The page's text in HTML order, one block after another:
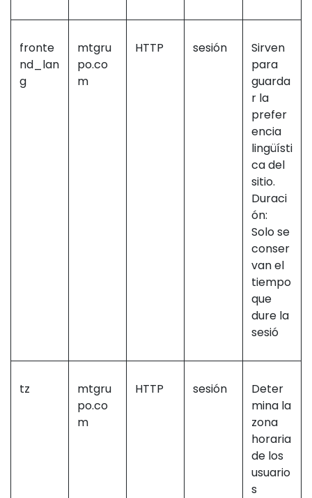
fronte
nd_lan
g
mtgru
po.co
m
HTTP sesión
Sirven
para
guarda
r la
prefer
encia
lingüísti
ca del
sitio.
Duraci
ón:
Solo se
conser
van el
tiempo
que
dure la
sesió
tz
mtgru
po.co
m
HTTP sesión
Deter
mina la
zona
horaria
de los
usuario
s